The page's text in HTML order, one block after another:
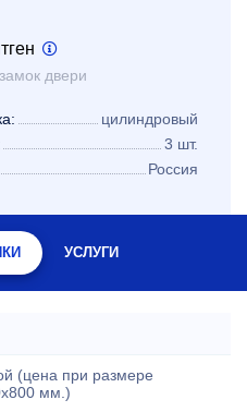
двери
цилиндровый
3 шт.
Россия
УСЛУГИ
(цена при размере
мм.)